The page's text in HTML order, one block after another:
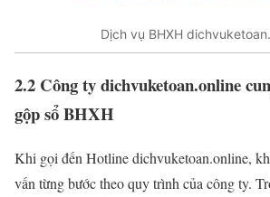
Dịch vụ BHXH
2.2 Công ty dichvuketoan.online
gộp sổ BHXH
Khi gọi đến Hotline dichvuketoan.online,
vấn từng bước theo quy trình của công ty.